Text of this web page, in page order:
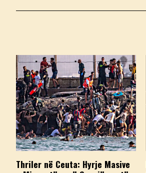
Thriler në Ceuta: Hyrje Masive